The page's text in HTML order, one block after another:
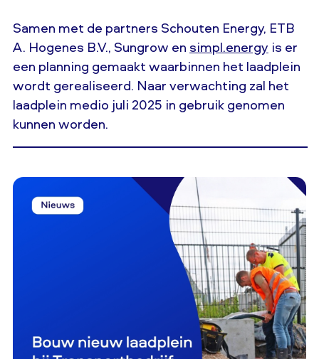
Samen met de partners Schouten Energy, ETB
A. Hogenes B.V., Sungrow en simpl.energy is er
een planning gemaakt waarbinnen het laadplein
wordt gerealiseerd. Naar verwachting zal het
laadplein medio juli 2025 in gebruik genomen
kunnen worden.